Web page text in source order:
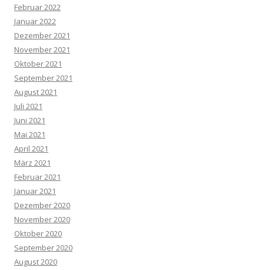
Februar 2022
Januar 2022
Dezember 2021
November 2021
Oktober 2021
September 2021
August 2021
Juli 2021
Juni 2021
Mai 2021
April 2021
März 2021
Februar 2021
Januar 2021
Dezember 2020
November 2020
Oktober 2020
September 2020
August 2020